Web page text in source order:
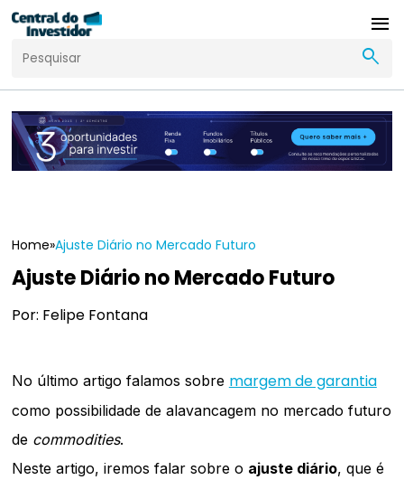
menu
search
Home»Ajuste Diário no Mercado Futuro
Ajuste Diário no Mercado Futuro
Por: Felipe Fontana
No último artigo falamos sobre margem de garantia
como possibilidade de alavancagem no mercado futuro
de commodities.
Neste artigo, iremos falar sobre o ajuste diário, que é